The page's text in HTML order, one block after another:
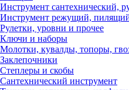
Инструмент сантехнический,
Инструмент режущий,
Рулетки, уровни и прочее
Ключи и наборы
Молотки, кувалды, топоры,
Заклепочники
Степлеры и скобы
Сантехнический инструмент